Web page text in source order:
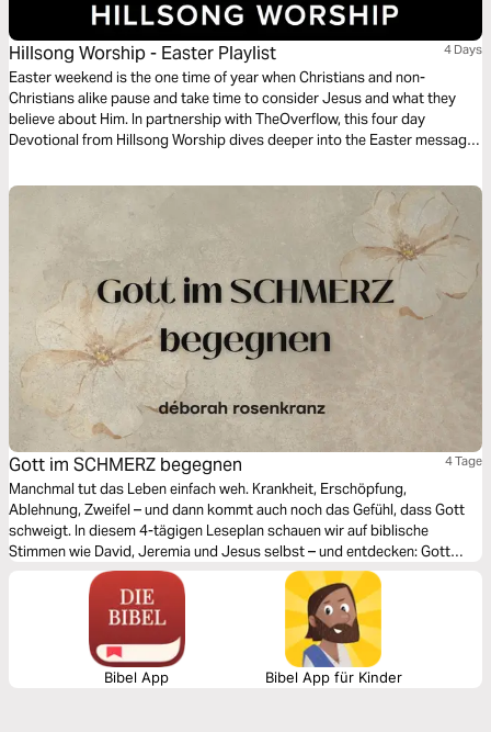
Hillsong Worship - Easter Playlist 4 Days
Easter weekend is the one time of year when Christians and non-
Christians alike pause and take time to consider Jesus and what they
believe about Him. In partnership with TheOverflow, this four day
Devotional from Hillsong Worship dives deeper into the Easter message
Gott im SCHMERZ begegnen 4 Tage
Manchmal tut das Leben einfach weh. Krankheit, Erschöpfung,
Ablehnung, Zweifel – und dann kommt auch noch das Gefühl, dass Gott
schweigt. In diesem 4-tägigen Leseplan schauen wir auf biblische
Stimmen wie David, Jeremia und Jesus selbst – und entdecken: Gott
begegnet uns nicht erst nach dem Schmerz, sondern mittendrin. Echte
Hoffnung ist nicht laut, sondern beharrlich. Und Glaube ist oft: trotz allem.
Lass dich ermutigen!
Bibel App Bibel App für Kinder